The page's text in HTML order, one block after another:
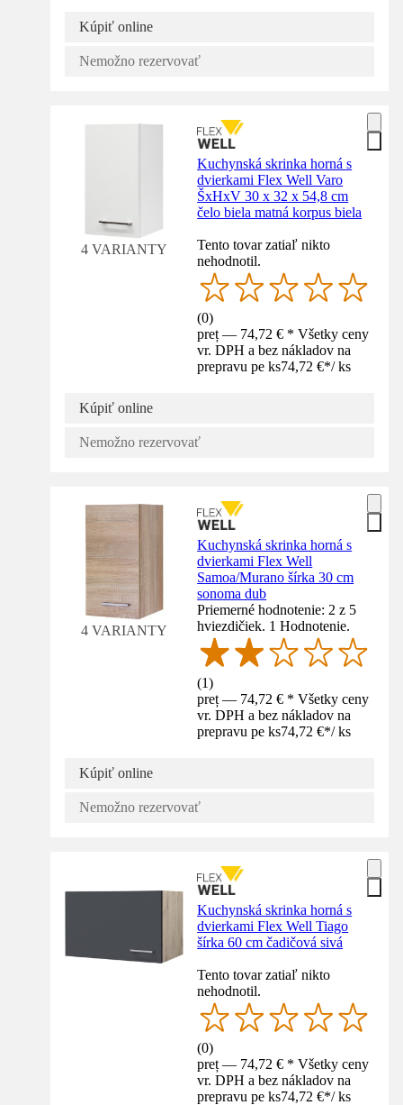
Kúpiť online
Nemožno rezervovať
4 VARIANTY
Kuchynská skrinka horná s
dvierkami Flex Well Varo
ŠxHxV 30 x 32 x 54,8 cm
čelo biela matná korpus biela
Tento tovar zatiaľ nikto
nehodnotil.
(0)
preț — 74,72 € * Všetky ceny
vr. DPH a bez nákladov na
prepravu pe ks74,72 €*/ ks
Kúpiť online
Nemožno rezervovať
4 VARIANTY
Kuchynská skrinka horná s
dvierkami Flex Well
Samoa/Murano šírka 30 cm
sonoma dub
Priemerné hodnotenie: 2 z 5
hviezdičiek. 1 Hodnotenie.
(1)
preț — 74,72 € * Všetky ceny
vr. DPH a bez nákladov na
prepravu pe ks74,72 €*/ ks
Kúpiť online
Nemožno rezervovať
Kuchynská skrinka horná s
dvierkami Flex Well Tiago
šírka 60 cm čadičová sivá
Tento tovar zatiaľ nikto
nehodnotil.
(0)
preț — 74,72 € * Všetky ceny
vr. DPH a bez nákladov na
prepravu pe ks74,72 €*/ ks